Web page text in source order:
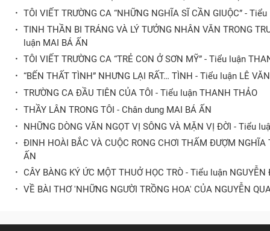
· TÔI VIẾT TRƯỜNG CA “NHỮNG NGHĨA SĨ CẦN GIUỘC” -
· TINH THẦN BI TRÁNG VÀ LÝ TƯỞNG NHÂN VĂN TRONG
luận MAI BÁ ẤN
· TÔI VIẾT TRƯỜNG CA “TRẺ CON Ở SƠN MỸ” - Tiểu luận
· “BẾN THẤT TÌNH” NHƯNG LẠI RẤT… TÌNH - Tiểu luận LÊ
· TRƯỜNG CA ĐẦU TIÊN CỦA TÔI - Tiểu luận THANH THẢO
· THẦY LÂN TRONG TÔI - Chân dung MAI BÁ ẤN
· NHỮNG DÒNG VĂN NGỌT VỊ SÔNG VÀ MẶN VỊ ĐỜI - Tiểu
· ĐINH HOÀI BẮC VÀ CUỘC RONG CHƠI THẤM ĐƯỢM
ẤN
· CÂY BÀNG KÝ ỨC MỘT THUỞ HỌC TRÒ - Tiểu luận NGUYỄN
· VỀ BÀI THƠ 'NHỮNG NGƯỜI TRỒNG HOA' CỦA NGUYỄN